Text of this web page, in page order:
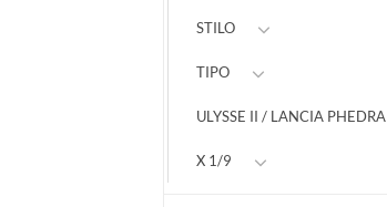
STILO
TIPO
ULYSSE II / LANCIA PHEDRA
X 1/9